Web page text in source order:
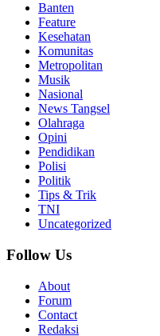
Banten
Feature
Kesehatan
Komunitas
Metropolitan
Musik
Nasional
News Tangsel
Olahraga
Opini
Pendidikan
Polisi
Politik
Tips & Trik
TNI
Uncategorized
Follow Us
About
Forum
Contact
Redaksi